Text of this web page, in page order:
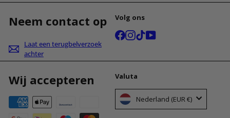
Neem contact op
Laat een terugbelverzoek
achter
Volg ons
Facebook
Instagram
TikTokYouTube
Wij accepteren Valuta
Nederland (EUR €)